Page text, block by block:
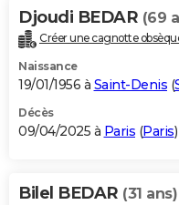
Bricolage
Lifestyle
Culture
Sport
Auto
Television
Voyage
Cinema
Djoudi BEDAR (69
Créer une cagnotte
Naissance
19/01/1956 à Saint-Denis (
Décès
09/04/2025 à Paris (Paris)
Bilel BEDAR (31 ans)